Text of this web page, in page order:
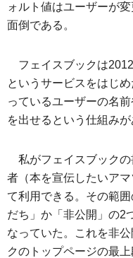
ォルト値はユーザーが
面倒である。
フェイスブックは
というサービスをはじ
っているユーザーの名
を出せるという仕組みが
私がフェイスブック
者（本を宣伝したいア
て利用できる。その範
だち」か「非公開」の2
なっていた。これを非
クのトップページの最